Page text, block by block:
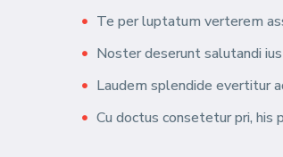
Te per luptatum verterem
Noster deserunt salutandi
Laudem splendide evertitur
Cu doctus consetetur pri, his